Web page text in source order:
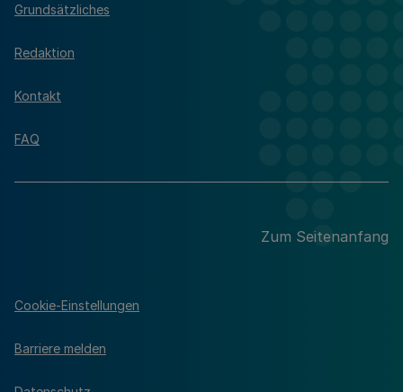
Grundsätzliches
Redaktion
Kontakt
FAQ
Zum Seitenanfang
Cookie-Einstellungen
Barriere melden